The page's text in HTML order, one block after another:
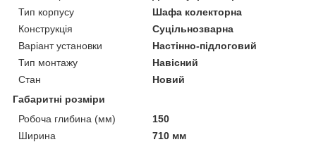
Тип корпусу
Шафа колекторна
Конструкція
Суцільнозварна
Варіант установки
Настінно-підлоговий
Тип монтажу
Навісний
Стан
Новий
Габаритні розміри
Робоча глибина (мм)
150
Ширина
710 мм